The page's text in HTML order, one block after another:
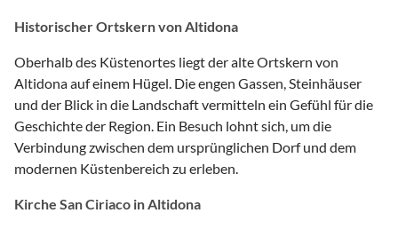
Historischer Ortskern von Altidona
Oberhalb des Küstenortes liegt der alte Ortskern von
Altidona auf einem Hügel. Die engen Gassen, Steinhäuser
und der Blick in die Landschaft vermitteln ein Gefühl für die
Geschichte der Region. Ein Besuch lohnt sich, um die
Verbindung zwischen dem ursprünglichen Dorf und dem
modernen Küstenbereich zu erleben.
Kirche San Ciriaco in Altidona